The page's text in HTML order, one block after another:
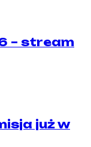
– stream
już w